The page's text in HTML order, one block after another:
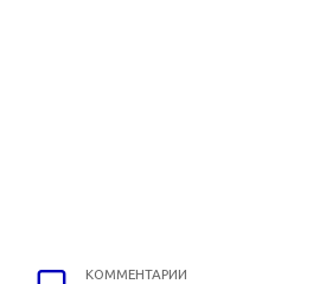
КОММЕНТАРИИ